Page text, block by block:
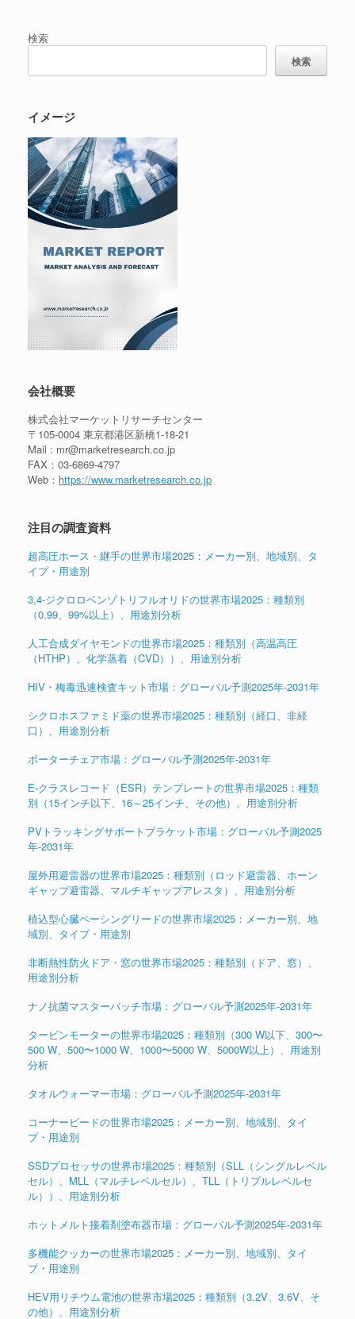
検索
検索
イメージ
会社概要
株式会社マーケットリサーチセンター
〒105-0004 東京都港区新橋1-18-21
Mail : mr@marketresearch.co.jp
FAX：03-6869-4797
Web： https://www.marketresearch.co.jp
注目の調査資料
超高圧ホース・継手の世界市場2025：メーカー別、地域別、タ
イプ・用途別
3,4-ジクロロベンゾトリフルオリドの世界市場2025：種類別
（0.99、99%以上）、用途別分析
人工合成ダイヤモンドの世界市場2025：種類別（高温高圧
（HTHP）、化学蒸着（CVD））、用途別分析
HIV・梅毒迅速検査キット市場：グローバル予測2025年-2031年
シクロホスファミド薬の世界市場2025：種類別（経口、非経
口）、用途別分析
ポーターチェア市場：グローバル予測2025年-2031年
E-クラスレコード（ESR）テンプレートの世界市場2025：種類
別（15インチ以下、16～25インチ、その他）、用途別分析
PVトラッキングサポートブラケット市場：グローバル予測2025
年-2031年
屋外用避雷器の世界市場2025：種類別（ロッド避雷器、ホーン
ギャップ避雷器、マルチギャップアレスタ）、用途別分析
植込型心臓ペーシングリードの世界市場2025：メーカー別、地
域別、タイプ・用途別
非断熱性防火ドア・窓の世界市場2025：種類別（ドア、窓）、
用途別分析
ナノ抗菌マスターバッチ市場：グローバル予測2025年-2031年
タービンモーターの世界市場2025：種類別（300 W以下、300〜
500 W、500〜1000 W、1000〜5000 W、5000W以上）、用途別
分析
タオルウォーマー市場：グローバル予測2025年-2031年
コーナービードの世界市場2025：メーカー別、地域別、タイ
プ・用途別
SSDプロセッサの世界市場2025：種類別（SLL（シングルレベル
セル）、MLL（マルチレベルセル）、TLL（トリプルレベルセ
ル））、用途別分析
ホットメルト接着剤塗布器市場：グローバル予測2025年-2031年
多機能クッカーの世界市場2025：メーカー別、地域別、タイ
プ・用途別
HEV用リチウム電池の世界市場2025：種類別（3.2V、3.6V、そ
の他）、用途別分析